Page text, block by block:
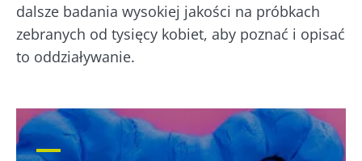
dalsze badania wysokiej jakości na próbkach
zebranych od tysięcy kobiet, aby poznać i opisać
to oddziaływanie.